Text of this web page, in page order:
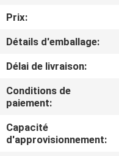
VISITE
D'USINE
CONTRÔLE
DE
LA
QUALITÉ
Prix:
Détails d'emballage:
Délai de livraison:
Conditions de
paiement:
Capacité
d'approvisionnement: